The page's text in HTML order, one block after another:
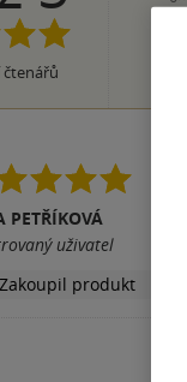
PETŘÍKOVÁ
uživatel
Zakoupil produkt